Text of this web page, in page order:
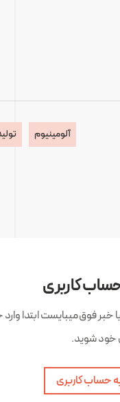
آلومینیوم
کاربری
خبر فوق میبایست ابتدا
خود شوید.
حساب کاربری